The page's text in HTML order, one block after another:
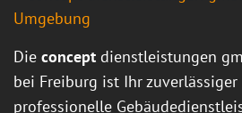
Die concept dienstleistungen
bei Freiburg ist Ihr
professionelle